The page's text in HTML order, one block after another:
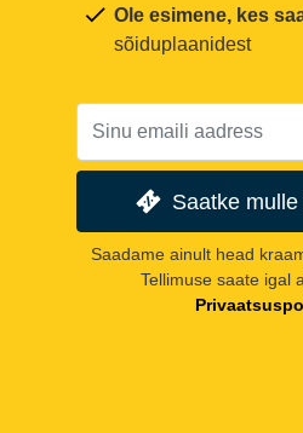
Ole esimene, kes
sõiduplaanidest
Saatke
Saadame ainult head
Tellimuse saate igal